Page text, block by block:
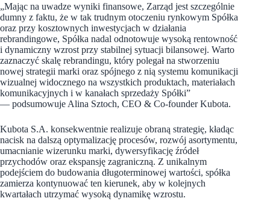
„Mając na uwadze wyniki finansowe, Zarząd jest szczególnie
dumny z faktu, że w tak trudnym otoczeniu rynkowym Spółka
oraz przy kosztownych inwestycjach w działania
rebrandingowe, Spółka nadal odnotowuje wysoką rentowność
i dynamiczny wzrost przy stabilnej sytuacji bilansowej. Warto
zaznaczyć skalę rebrandingu, który polegał na stworzeniu
nowej strategii marki oraz spójnego z nią systemu komunikacji
wizualnej widocznego na wszystkich produktach, materiałach
komunikacyjnych i w kanałach sprzedaży Spółki”
— podsumowuje Alina Sztoch, CEO & Co-founder Kubota.
Kubota S.A. konsekwentnie realizuje obraną strategię, kładąc
nacisk na dalszą optymalizację procesów, rozwój asortymentu,
umacnianie wizerunku marki, dywersyfikację źródeł
przychodów oraz ekspansję zagraniczną. Z unikalnym
podejściem do budowania długoterminowej wartości, spółka
zamierza kontynuować ten kierunek, aby w kolejnych
kwartałach utrzymać wysoką dynamikę wzrostu.